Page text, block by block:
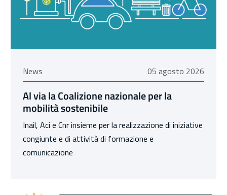
News 05 agosto 2026
05 agosto 2026
Al via la Coalizione nazionale per la
mobilità sostenibile
Inail, Aci e Cnr insieme per la realizzazione di iniziative
congiunte e di attività di formazione e
comunicazione